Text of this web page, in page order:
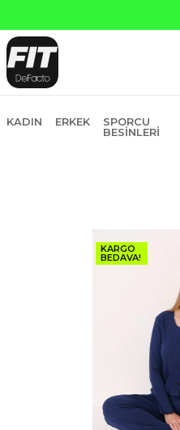
KADIN ERKEK
SPORCU
BESINLERI
KARGO
BEDAVA!